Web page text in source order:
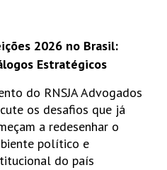
2026 no Brasil:
Estratégicos
do RNSJA Advogados
os desafios que já
a redesenhar o
político e
do país